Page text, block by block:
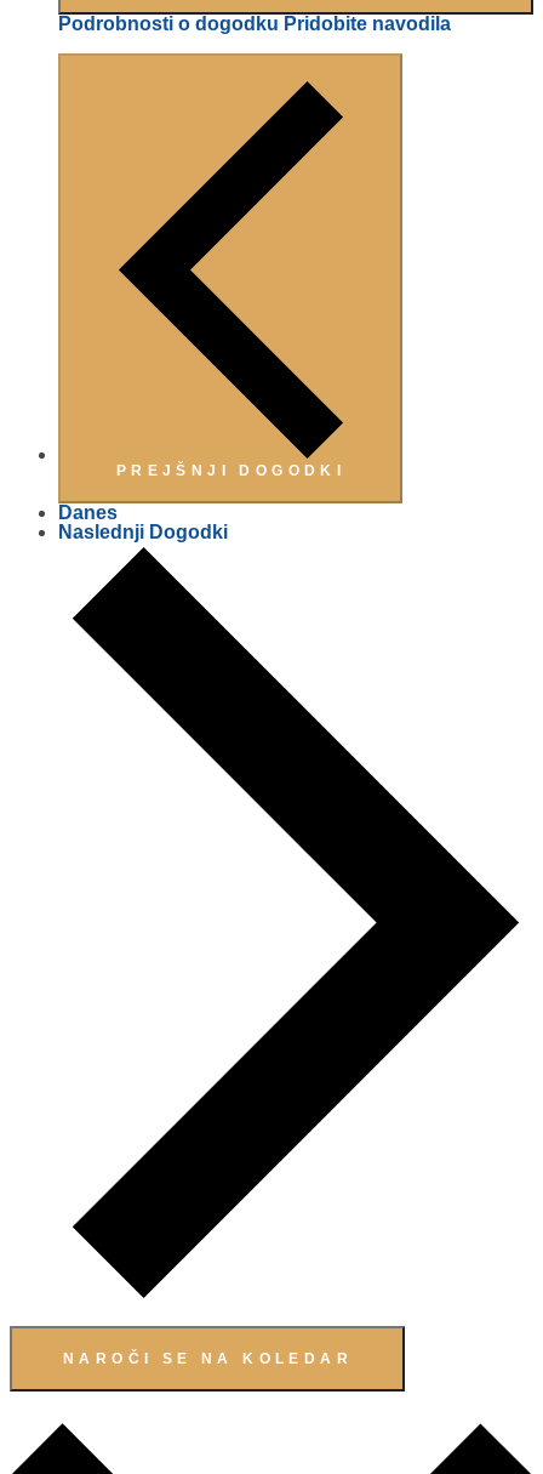
Podrobnosti o dogodku Pridobite navodila
PREJŠNJI DOGODKI
Danes
Naslednji Dogodki
NAROČI SE NA KOLEDAR